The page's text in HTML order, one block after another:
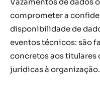
comprometer a
disponibilidade de
eventos técnicos: são
concretos aos titulares
jurídicas à organização.